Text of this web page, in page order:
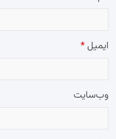
ایمیل *
وب‌سایت